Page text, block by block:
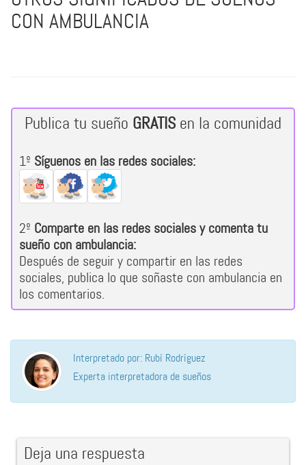
CON AMBULANCIA
Publica tu sueño GRATISen la comunidad
1º Síguenos en las redes sociales:
2º Comparte en las redes sociales y comenta tu
sueño con ambulancia:
Después de seguir y compartir en las redes
sociales, publica lo que soñaste con ambulancia en
los comentarios.
Interpretado por: Rubí Rodríguez
Experta interpretadora de sueños
Deja una respuesta